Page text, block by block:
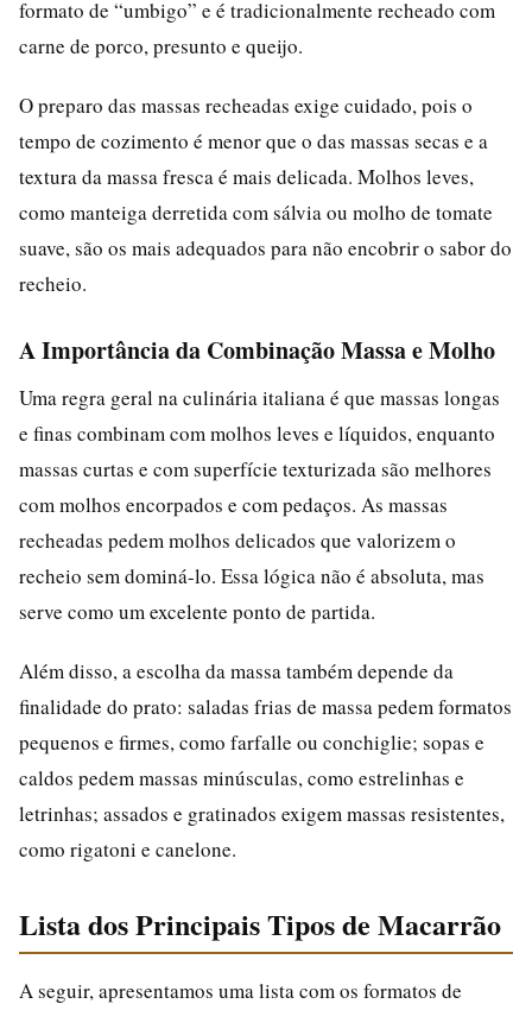
formato de “umbigo” e é tradicionalmente recheado com
carne de porco, presunto e queijo.
O preparo das massas recheadas exige cuidado, pois o
tempo de cozimento é menor que o das massas secas e a
textura da massa fresca é mais delicada. Molhos leves,
como manteiga derretida com sálvia ou molho de tomate
suave, são os mais adequados para não encobrir o sabor do
recheio.
A Importância da Combinação Massa e Molho
Uma regra geral na culinária italiana é que massas longas
e finas combinam com molhos leves e líquidos, enquanto
massas curtas e com superfície texturizada são melhores
com molhos encorpados e com pedaços. As massas
recheadas pedem molhos delicados que valorizem o
recheio sem dominá-lo. Essa lógica não é absoluta, mas
serve como um excelente ponto de partida.
Além disso, a escolha da massa também depende da
finalidade do prato: saladas frias de massa pedem formatos
pequenos e firmes, como farfalle ou conchiglie; sopas e
caldos pedem massas minúsculas, como estrelinhas e
letrinhas; assados e gratinados exigem massas resistentes,
como rigatoni e canelone.
Lista dos Principais Tipos de Macarrão
A seguir, apresentamos uma lista com os formatos de